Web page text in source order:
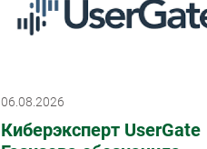
06.08.2026
Киберэксперт UserGate